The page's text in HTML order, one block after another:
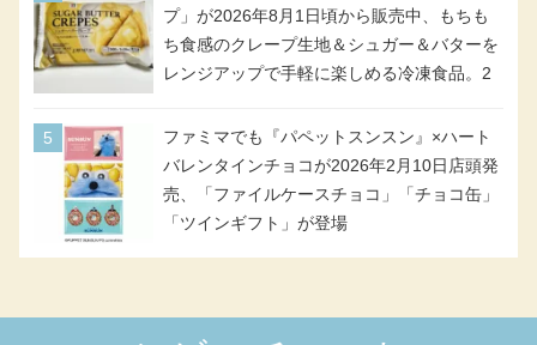
ンドになって登場!
プ」が2026年8月1日頃から販売中、もちも
ち食感のクレープ生地＆シュガー＆バターを
レンジアップで手軽に楽しめる冷凍食品。2
ファミマでも『パペットスンスン』×ハート
バレンタインチョコが2026年2月10日店頭発
売、「ファイルケースチョコ」「チョコ缶」
「ツインギフト」が登場